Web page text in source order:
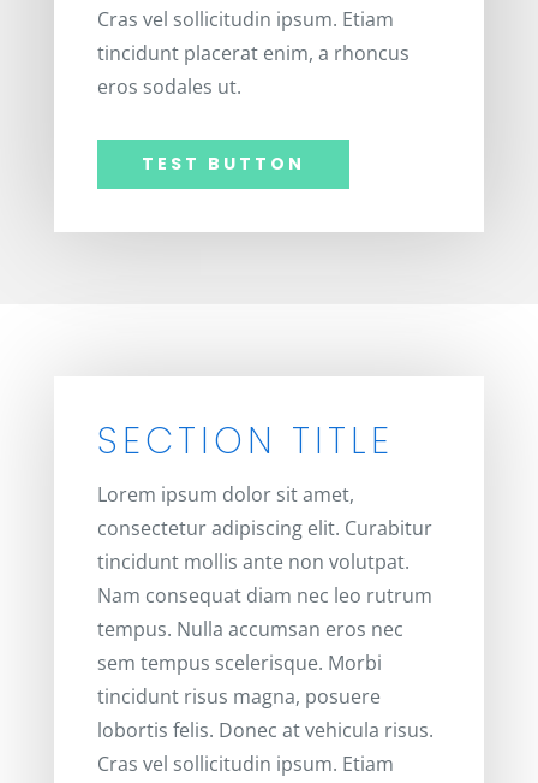
Cras vel sollicitudin ipsum. Etiam
tincidunt placerat enim, a rhoncus
eros sodales ut.
TEST BUTTON
SECTION TITLE
Lorem ipsum dolor sit amet,
consectetur adipiscing elit. Curabitur
tincidunt mollis ante non volutpat.
Nam consequat diam nec leo rutrum
tempus. Nulla accumsan eros nec
sem tempus scelerisque. Morbi
tincidunt risus magna, posuere
lobortis felis. Donec at vehicula risus.
Cras vel sollicitudin ipsum. Etiam